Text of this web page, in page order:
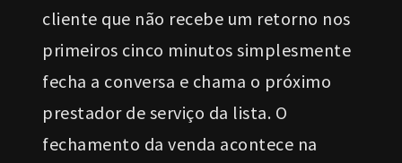
cliente que não recebe um retorno nos
primeiros cinco minutos simplesmente
fecha a conversa e chama o próximo
prestador de serviço da lista. O
fechamento da venda acontece na